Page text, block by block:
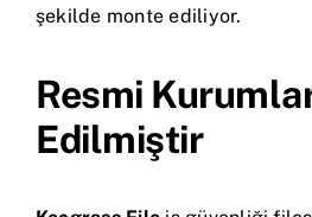
şekilde monte ediliyor.
Resmi
Edilmiştir